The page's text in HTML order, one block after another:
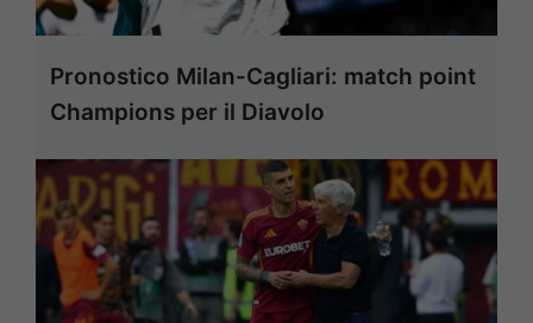
Pronostico Milan-Cagliari: match point
Champions per il Diavolo